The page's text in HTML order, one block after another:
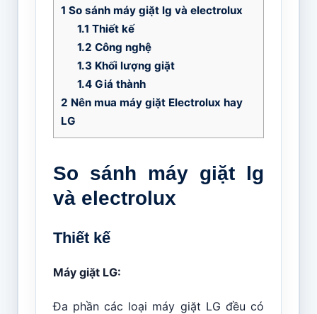
1 So sánh máy giặt lg và electrolux
1.1 Thiết kế
1.2 Công nghệ
1.3Khối lượng giặt
1.4Giá thành
2 Nên mua máy giặt Electrolux hay
LG
So sánh máy giặt lg
và electrolux
Thiết kế
Máy giặt LG:
Đa phần các loại máy giặt LG đều có